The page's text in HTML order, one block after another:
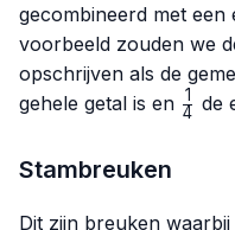
gecombineerd met
voorbeeld zouden we
opschrijven als de
gehele getal is en 4
1 de
Stambreuken
Dit zijn breuken